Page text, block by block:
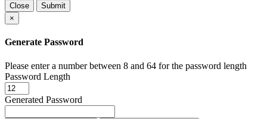
Close
Submit
×
Generate Password
Please enter a number between 8 and 64 for the password length
Password Length
Generated Password